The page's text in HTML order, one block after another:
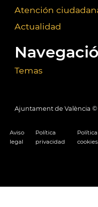
Atención
Actualidad
Temas
Ajuntament de València ©
Aviso
legal
Política
privacidad
cookies